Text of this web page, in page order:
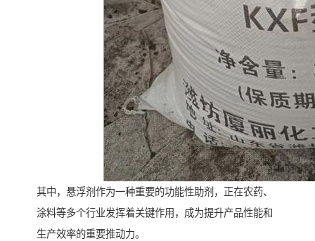
其中，悬浮剂作为一种重要的功能性助剂，正在农药、
涂料等多个行业发挥着关键作用，成为提升产品性能和
生产效率的重要推动力。